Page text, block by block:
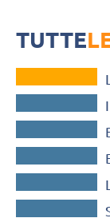
TUTTE
VOLLEY MERCATO
SERIE B / C / D
SERIE B / C / D
SERIE B / C / D
SERIE B / C / D
SERIE B / C / D